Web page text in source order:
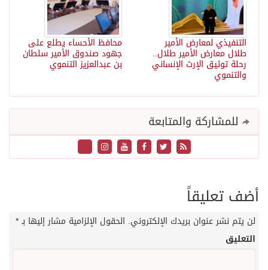
محافظ الأحساء يطلع على
جهود صندوق الأمير سلطان
بن عبدالعزيز التنموي
التنفيذي لمعارض الأمير
طلال معارض الأمير طلال..
رحلة توثيق الإرث الإنساني
والتنموي
للمشاركة والمتابعة
أضف تعليقاً
لن يتم نشر عنوان بريدك الإلكتروني. الحقول الإلزامية مشار إليها بـ*
التعليق